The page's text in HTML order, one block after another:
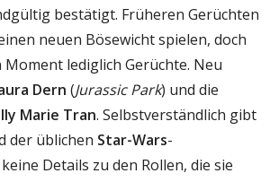
bestätigt. Früheren Gerüchten
neuen Bösewicht spielen, doch
lediglich Gerüchte. Neu
Dern (Jurassic Park) und die
Marie Tran. Selbstverständlich gibt
der üblichen Star-Wars-
Details zu den Rollen, die sie